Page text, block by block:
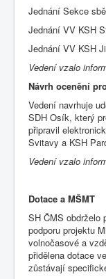
Jednání Sekce
Jednání VV KSH
Jednání VV KSH
Vedení vzalo
Návrh ocenění
Vedení navrhuje
SDH Osík, který
připravil
Svitavy a KSH
Vedení vzalo
Dotace a MŠMT
SH ČMS obdrželo
podporu projektu
volnočasové a
přidělena dotace
zůstávají